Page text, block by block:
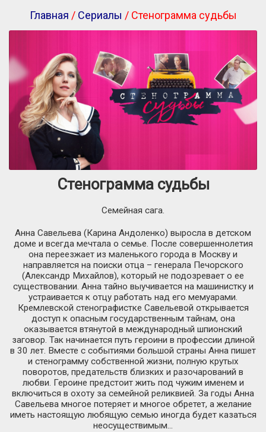
Главная / Сериалы / Стенограмма судьбы
Стенограмма судьбы
Семейная сага.
Анна Савельева (Карина Андоленко) выросла в детском
доме и всегда мечтала о семье. После совершеннолетия
она переезжает из маленького города в Москву и
направляется на поиски отца – генерала Печорского
(Александр Михайлов), который не подозревает о ее
существовании. Анна тайно выучивается на машинистку и
устраивается к отцу работать над его мемуарами.
Кремлевской стенографистке Савельевой открывается
доступ к опасным государственным тайнам, она
оказывается втянутой в международный шпионский
заговор. Так начинается путь героини в профессии длиной
в 30 лет. Вместе с событиями большой страны Анна пишет
и стенограмму собственной жизни, полную крутых
поворотов, предательств близких и разочарований в
любви. Героине предстоит жить под чужим именем и
включиться в охоту за семейной реликвией. За годы Анна
Савельева многое потеряет и многое обретет, а желание
иметь настоящую любящую семью иногда будет казаться
неосуществимым…